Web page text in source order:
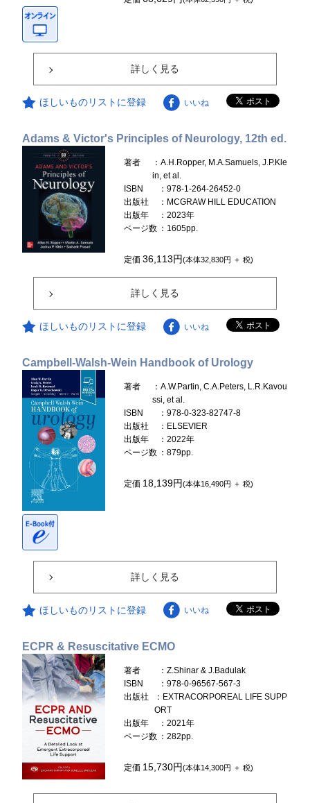
詳しく見る
ほしいものリストに登録 いいね
Adams & Victor's Principles of Neurology, 12th ed.
著者
：A.H.Ropper, M.A.Samuels, J.P.Kle
in, et al.
ISBN
：978-1-264-26452-0
出版社
：MCGRAW HILL EDUCATION
出版年
：2023年
ページ数 ：1605pp.
定価36,113円(本体32,830円 ＋ 税)
詳しく見る
ほしいものリストに登録 いいね
Campbell-Walsh-Wein Handbook of Urology
著者
：A.W.Partin, C.A.Peters, L.R.Kavou
ssi, et al.
ISBN
：978-0-323-82747-8
出版社
：ELSEVIER
出版年
：2022年
ページ数 ：879pp.
定価 18,139円(本体16,490円 ＋ 税)
詳しく見る
ほしいものリストに登録 いいね
ECPR & Resuscitative ECMO
著者
：Z.Shinar & J.Badulak
ISBN
：978-0-96567-567-3
出版社
：EXTRACORPOREAL LIFE SUPP
ORT
出版年
：2021年
ページ数 ：282pp.
定価 15,730円(本体14,300円 ＋ 税)